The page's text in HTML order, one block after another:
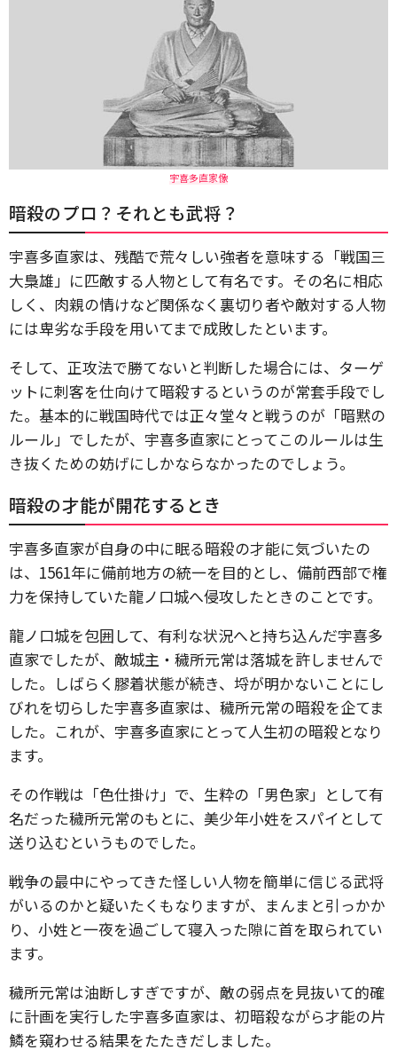
宇喜多直家像
暗殺のプロ？それとも武将？
宇喜多直家は、残酷で荒々しい強者を意味する「戦国三
大梟雄」に匹敵する人物として有名です。その名に相応
しく、肉親の情けなど関係なく裏切り者や敵対する人物
には卑劣な手段を用いてまで成敗したといます。
そして、正攻法で勝てないと判断した場合には、ターゲ
ットに刺客を仕向けて暗殺するというのが常套手段でし
た。基本的に戦国時代では正々堂々と戦うのが「暗黙の
ルール」でしたが、宇喜多直家にとってこのルールは生
き抜くための妨げにしかならなかったのでしょう。
暗殺の才能が開花するとき
宇喜多直家が自身の中に眠る暗殺の才能に気づいたの
は、1561年に備前地方の統一を目的とし、備前西部で権
力を保持していた龍ノ口城へ侵攻したときのことです。
龍ノ口城を包囲して、有利な状況へと持ち込んだ宇喜多
直家でしたが、敵城主・穢所元常は落城を許しませんで
した。しばらく膠着状態が続き、埒が明かないことにし
びれを切らした宇喜多直家は、穢所元常の暗殺を企てま
した。これが、宇喜多直家にとって人生初の暗殺となり
ます。
その作戦は「色仕掛け」で、生粋の「男色家」として有
名だった穢所元常のもとに、美少年小姓をスパイとして
送り込むというものでした。
戦争の最中にやってきた怪しい人物を簡単に信じる武将
がいるのかと疑いたくもなりますが、まんまと引っかか
り、小姓と一夜を過ごして寝入った隙に首を取られてい
ます。
穢所元常は油断しすぎですが、敵の弱点を見抜いて的確
に計画を実行した宇喜多直家は、初暗殺ながら才能の片
鱗を窺わせる結果をたたきだしました。